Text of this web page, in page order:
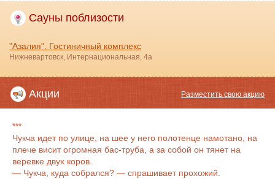
Сауны поблизости
"Азалия". Гостиничный комплекс
Нижневартовск, Интернациональная, 4а
Акции Разместить свою акцию
***
Чукча идет по улице, на шее у него полотенце намотано, на
плече висит огромная бас-труба, а за собой он тянет на
веревке двух коров.
— Чукча, куда собрался? — спрашивает прохожий.